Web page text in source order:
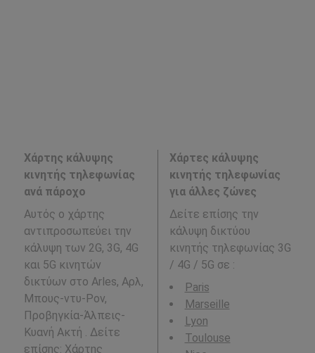
Χάρτης κάλυψης
κινητής τηλεφωνίας
ανά πάροχο
Αυτός ο χάρτης
αντιπροσωπεύει την
κάλυψη των 2G, 3G, 4G
και 5G κινητών
δικτύων στο Arles, Αρλ,
Μπους-ντυ-Ρον,
Προβηγκία-Άλπεις-
Κυανή Ακτή . Δείτε
επίσης: Χάρτης
Χάρτες κάλυψης
κινητής τηλεφωνίας
για άλλες ζώνες
Δείτε επίσης την
κάλυψη δικτύου
κινητής τηλεφωνίας 3G
/ 4G / 5G σε :
Paris
Marseille
Lyon
Toulouse